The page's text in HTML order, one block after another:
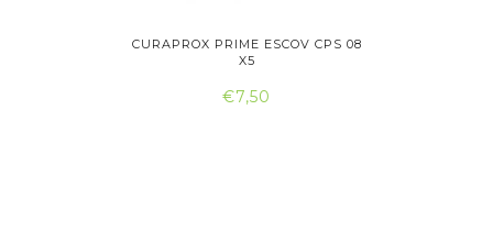
CURAPROX PRIME ESCOV CPS 08
X5
€7,50